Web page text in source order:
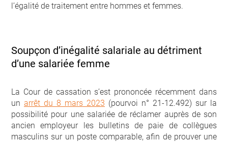
l’égalité de traitement entre hommes et femmes.
Soupçon d’inégalité salariale au détriment
d’une salariée femme
La Cour de cassation s’est prononcée récemment dans
un arrêt du 8 mars 2023 (pourvoi n° 21-12.492) sur la
possibilité pour une salariée de réclamer auprès de son
ancien employeur les bulletins de paie de collègues
masculins sur un poste comparable, afin de prouver une